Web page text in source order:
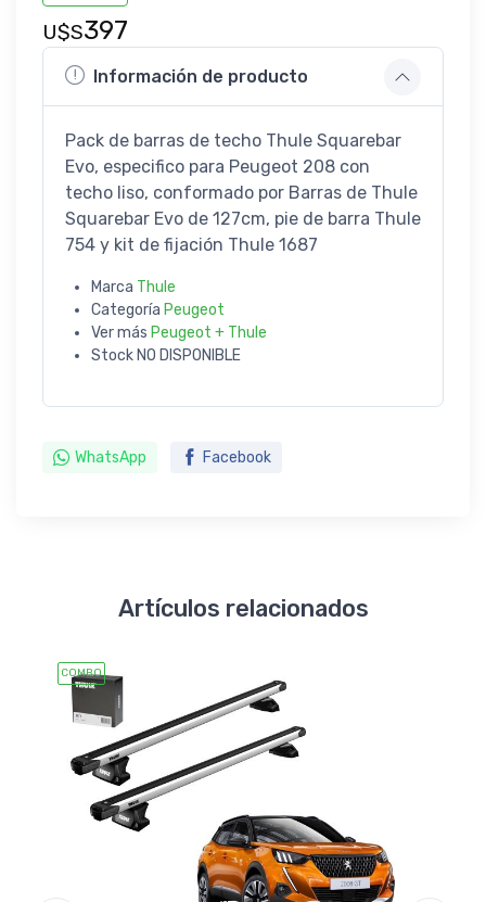
U$S397
Información de producto
Pack de barras de techo Thule Squarebar
Evo, especifico para Peugeot 208 con
techo liso, conformado por Barras de Thule
Squarebar Evo de 127cm, pie de barra Thule
754 y kit de fijación Thule 1687
Marca Thule
Categoría Peugeot
Ver más Peugeot + Thule
Stock NO DISPONIBLE
WhatsApp Facebook
Artículos relacionados
COMBO